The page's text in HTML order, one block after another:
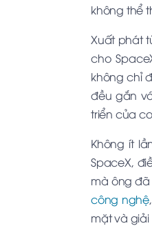
không thể
Xuất phát
cho
không chỉ
đều gắn
triển của
Không ít
SpaceX,
mà ông
công nghệ
mặt và